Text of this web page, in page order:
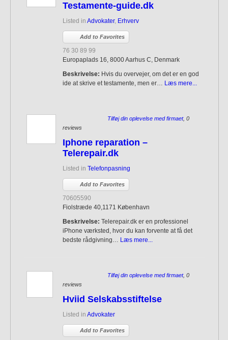
Testamente-guide.dk
Listed in Advokater, Erhverv
Add to Favorites
76 30 89 99
Europaplads 16, 8000 Aarhus C, Denmark
Beskrivelse: Hvis du overvejer, om det er en god
ide at skrive et testamente, men er… Læs mere...
Tilføj din oplevelse med firmaet, 0
reviews
Iphone reparation –
Telerepair.dk
Listed in Telefonpasning
Add to Favorites
70605590
Fiolstræde 40,1171 København
Beskrivelse: Telerepair.dk er en professionel
iPhone værksted, hvor du kan forvente at få det
bedste rådgivning… Læs mere...
Tilføj din oplevelse med firmaet, 0
reviews
Hviid Selskabsstiftelse
Listed in Advokater
Add to Favorites